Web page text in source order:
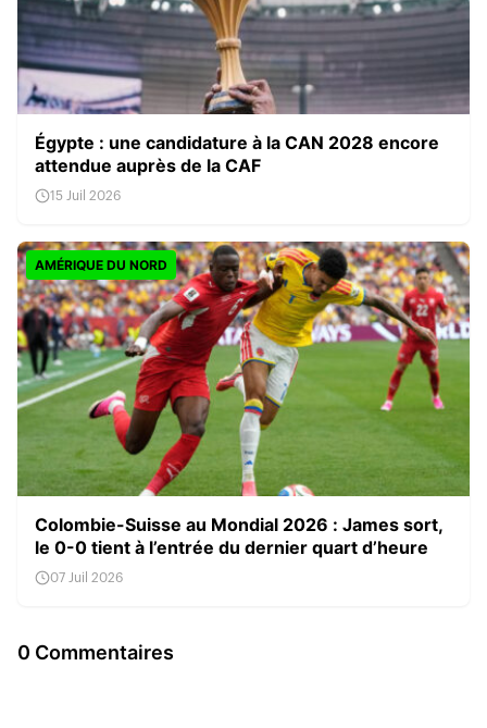
Égypte : une candidature à la CAN 2028 encore
attendue auprès de la CAF
15 Juil 2026
AMÉRIQUE DU NORD
Colombie-Suisse au Mondial 2026 : James sort,
le 0-0 tient à l’entrée du dernier quart d’heure
07 Juil 2026
0 Commentaires